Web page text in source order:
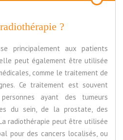
?
principalement aux patients
peut également être utilisée
comme le traitement de
Ce traitement est souvent
ayant des tumeurs
du sein, de la prostate, des
radiothérapie peut être utilisée
pour des cancers localisés, ou